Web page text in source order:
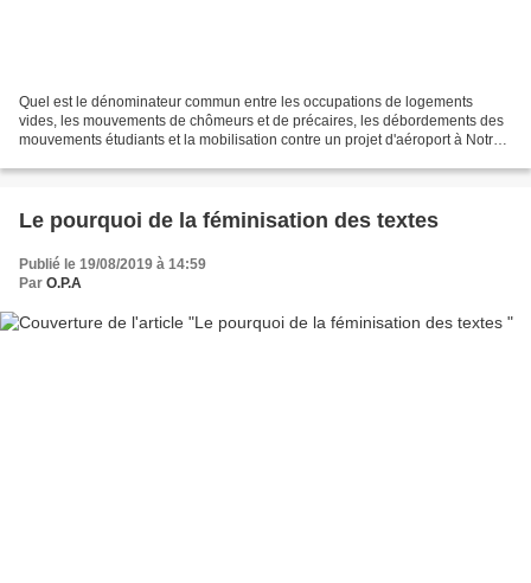
Quel est le dénominateur commun entre les occupations de logements
vides, les mouvements de chômeurs et de précaires, les débordements des
mouvements étudiants et la mobilisation contre un projet d'aéroport à Notre-
Le pourquoi de la féminisation des textes
Publié le 19/08/2019 à 14:59
Par O.P.A